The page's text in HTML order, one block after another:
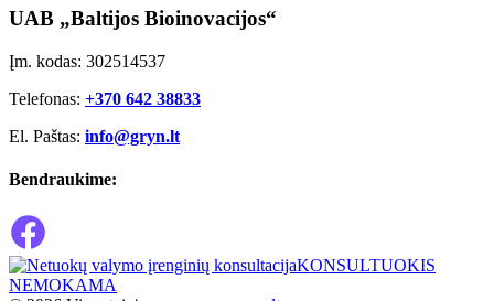
UAB „Baltijos Bioinovacijos“
Įm. kodas: 302514537
Telefonas: +370 642 38833
El. Paštas: info@gryn.lt
Bendraukime:
KONSULTUOKIS
NEMOKAMA